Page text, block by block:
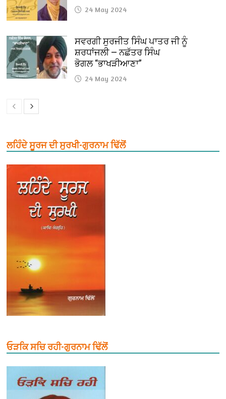
24 May 2024
ਸਵਰਗੀ ਸੁਰਜੀਤ ਸਿੰਘ ਪਾਤਰ ਜੀ ਨੂੰ
ਸ਼ਰਧਾਂਜਲੀ — ਨਛੱਤਰ ਸਿੰਘ
ਭੋਗਲ “ਭਾਖੜੀਆਣਾ”
24 May 2024
ਲਹਿੰਦੇ ਸੂਰਜ ਦੀ ਸੁਰਖੀ-ਗੁਰਨਾਮ ਢਿੱਲੋਂ
ਓੜਕਿ ਸਚਿ ਰਹੀ-ਗੁਰਨਾਮ ਢਿੱਲੋਂ